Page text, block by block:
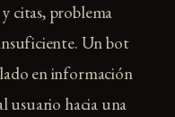
citas, problema
Un bot
en información
usuario hacia una